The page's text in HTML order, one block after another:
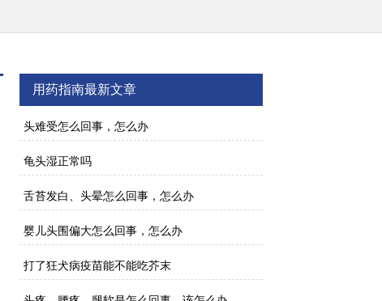
用药指南最新文章
头难受怎么回事，怎么办
龟头湿正常吗
舌苔发白、头晕怎么回事，怎么办
婴儿头围偏大怎么回事，怎么办
打了狂犬病疫苗能不能吃芥末